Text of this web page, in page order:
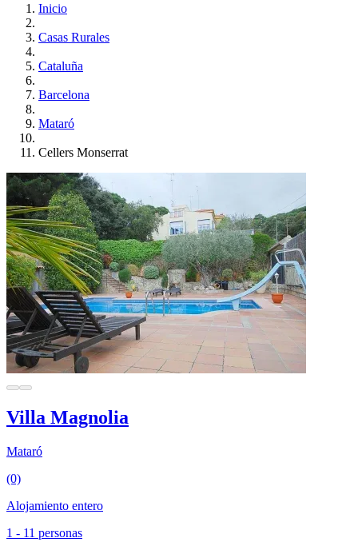
Inicio
Casas Rurales
Cataluña
Barcelona
Mataró
Cellers Monserrat
Villa Magnolia
Mataró
(0)
Alojamiento entero
1 - 11 personas